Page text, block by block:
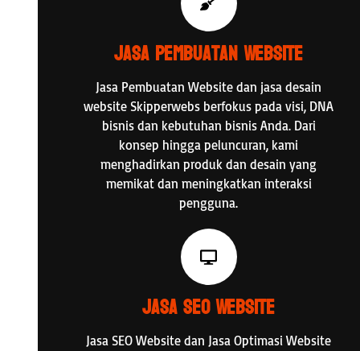
Jasa Pembuatan Website
Jasa Pembuatan Website dan jasa desain
website Skipperwebs berfokus pada visi, DNA
bisnis dan kebutuhan bisnis Anda. Dari
konsep hingga peluncuran, kami
menghadirkan produk dan desain yang
memikat dan meningkatkan interaksi
pengguna.
Jasa SEO Website
Jasa SEO Website dan Jasa Optimasi Website